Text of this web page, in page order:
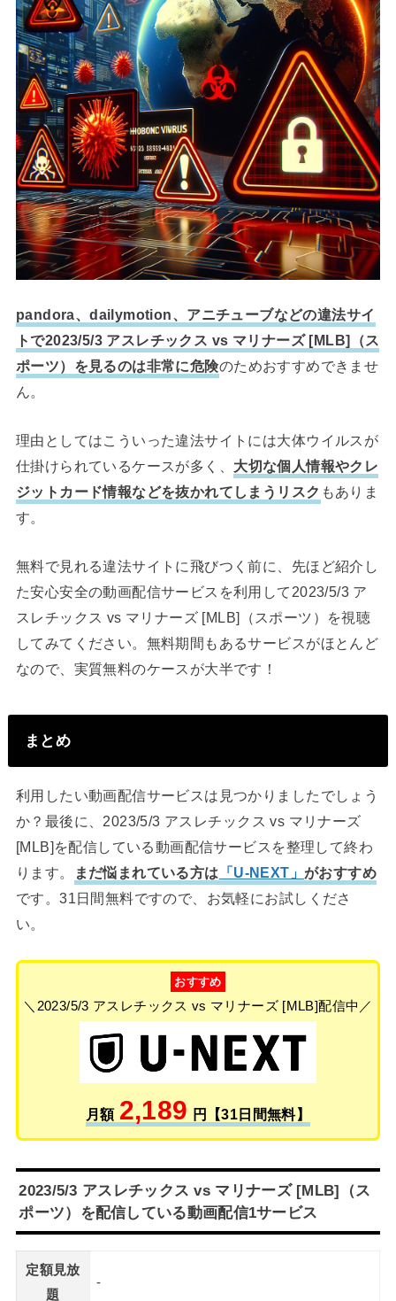
pandora、dailymotion、アニチューブなどの違法サイ
トで2023/5/3 アスレチックス vs マリナーズ [MLB]（ス
ポーツ）を見るのは非常に危険のためおすすめできませ
ん。
理由としてはこういった違法サイトには大体ウイルスが
仕掛けられているケースが多く、 大切な個人情報やクレ
ジットカード情報などを抜かれてしまうリスク もありま
す。
無料で見れる違法サイトに飛びつく前に、先ほど紹介し
た安心安全の動画配信サービスを利用して2023/5/3 ア
スレチックス vs マリナーズ [MLB]（スポーツ）を視聴
してみてください。無料期間もあるサービスがほとんど
なので、実質無料のケースが大半です！
まとめ
利用したい動画配信サービスは見つかりましたでしょう
か？最後に、2023/5/3 アスレチックス vs マリナーズ
[MLB]を配信している動画配信サービスを整理して終わ
ります。
まだ悩まれている方は 「U-NEXT」 がおすすめ
です。31日間無料ですので、お気軽にお試しくださ
い。
おすすめ
＼2023/5/3 アスレチックス vs マリナーズ [MLB]配信中／
月額 2,189 円【31日間無料】
2023/5/3 アスレチックス vs マリナーズ [MLB]（ス
ポーツ）を配信している動画配信1サービス
定額見放
題
-